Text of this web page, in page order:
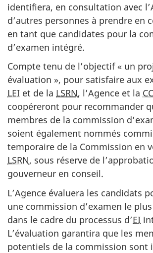
identifiera, en consultation avec
d’autres personnes à prendre en
en tant que candidates pour la
d’examen intégré.
Compte tenu de l’objectif « un
évaluation », pour satisfaire aux
LEI et de la LSRN, l’Agence et la
coopéreront pour recommander
membres de la commission
soient également nommés
temporaire de la Commission en
LSRN, sous réserve de
gouverneur en conseil.
L’Agence évaluera les candidats
une commission d’examen le
dans le cadre du processus d’EI
L’évaluation garantira que les
potentiels de la commission sont